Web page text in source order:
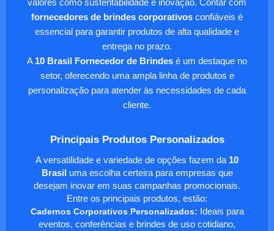
valores como sustentabilidade e inovação. Contar com
fornecedores de brindes corporativos confiáveis é
essencial para garantir produtos de alta qualidade e
entrega no prazo.
A 10 Brasil Fornecedor de Brindes é um destaque no
setor, oferecendo uma ampla linha de produtos e
personalização para atender às necessidades de cada
cliente.
Principais Produtos Personalizados
A versatilidade e variedade de opções fazem da 10
Brasil uma escolha certeira para empresas que
desejam inovar em suas campanhas promocionais.
Entre os principais produtos, estão:
Cadernos Corporativos Personalizados: Ideais para
eventos, conferências e brindes de uso cotidiano,